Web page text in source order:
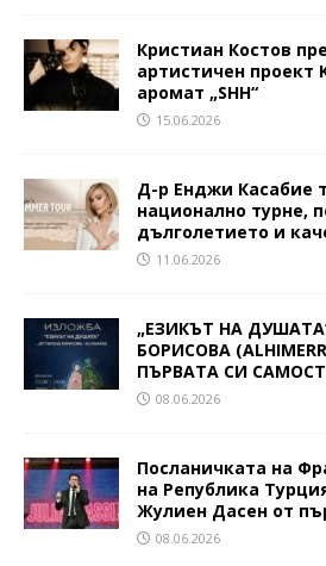
Кристиан Костов
артистичен проект
аромат „SHH“
15.06.2026
Д-р Енджи Касабие
национално турне,
дълголетието и
11.06.2026
„ЕЗИКЪТ НА
БОРИСОВА
ПЪРВАТА СИ
08.06.2026
Посланичката на
на Република
Жулиен Дасен от
08.06.2026